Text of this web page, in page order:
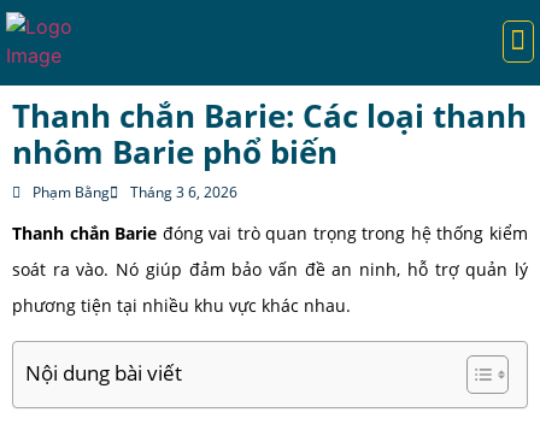
Thanh chắn Barie: Các loại thanh
nhôm Barie phổ biến
Phạm Bằng Tháng 3 6, 2026
Thanh chắn Barie đóng vai trò quan trọng trong hệ thống kiểm
soát ra vào. Nó giúp đảm bảo vấn đề an ninh, hỗ trợ quản lý
phương tiện tại nhiều khu vực khác nhau.
Nội dung bài viết